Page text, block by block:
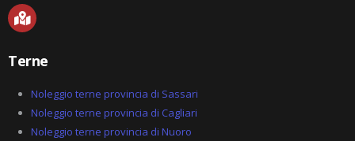
M
a
m
r
k
Terne
Noleggio terne provincia di Sassari
Noleggio terne provincia di Cagliari
Noleggio terne provincia di Nuoro